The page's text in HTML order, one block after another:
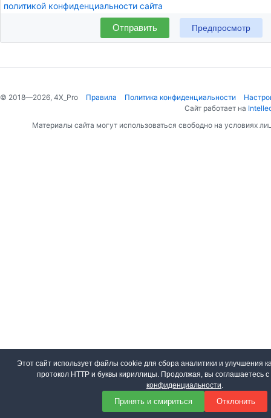
политикой конфиденциальности сайта
Отправить
© 2018—2026, 4X_Pro Правила Политика конфиденциальности
Сайт работает на
Материалы сайта могут использоваться свободно на условиях
Этот сайт использует файлы cookie для сбора аналитики и улучшения
протокол HTTP и буквы кириллицы. Продолжая, вы соглашаетесь
конфиденциальности.
Принять и смириться Отклонить